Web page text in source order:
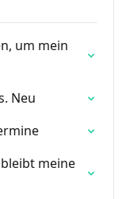
um mein
Neu
meine